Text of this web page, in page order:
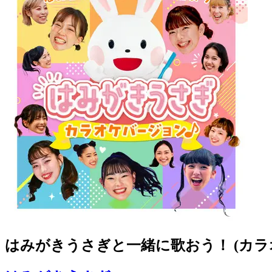
はみがきうさぎと一緒に歌おう！ (カ